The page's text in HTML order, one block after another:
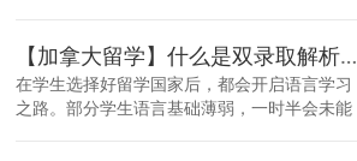
【加拿大留学】什么是双录取解析？适合哪些人？
在学生选择好留学国家后，都会开启语言学习
之路。部分学生语言基础薄弱，一时半会未能